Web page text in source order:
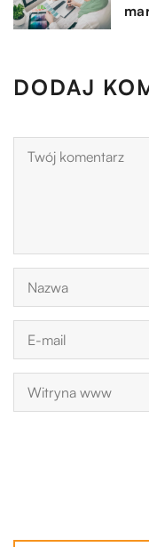
DODAJ